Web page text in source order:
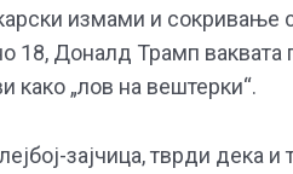
измами и сокривање
18, Доналд Трамп ваквата
како „лов на вештерки“.
зајчица, тврди дека